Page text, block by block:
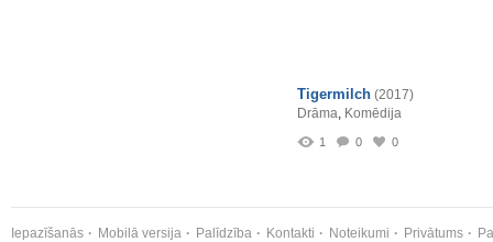
Tigermilch (2017)
Drāma, Komēdija
1 0 0
Iepazīšanās Mobilā versija Palīdzība Kontakti Noteikumi Privātums